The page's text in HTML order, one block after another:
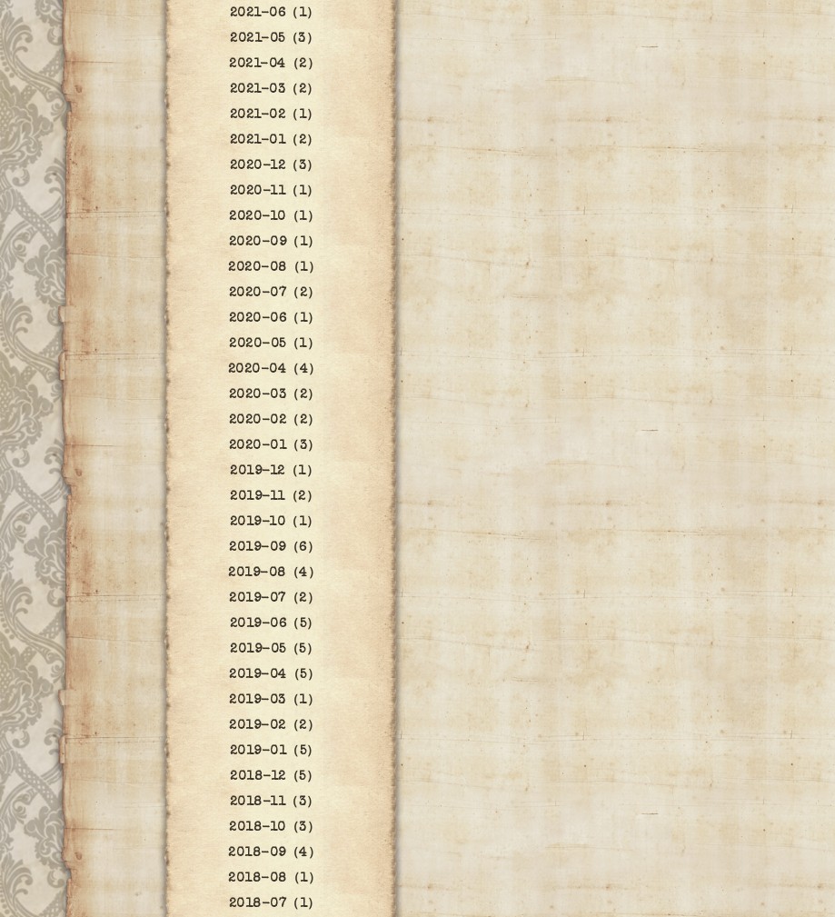
2021-06（1）
2021-05（3）
2021-04（2）
2021-03（2）
2021-02（1）
2021-01（2）
2020-12（3）
2020-11（1）
2020-10（1）
2020-09（1）
2020-08（1）
2020-07（2）
2020-06（1）
2020-05（1）
2020-04（4）
2020-03（2）
2020-02（2）
2020-01（3）
2019-12（1）
2019-11（2）
2019-10（1）
2019-09（6）
2019-08（4）
2019-07（2）
2019-06（5）
2019-05（5）
2019-04（5）
2019-03（1）
2019-02（2）
2019-01（5）
2018-12（5）
2018-11（3）
2018-10（3）
2018-09（4）
2018-08（1）
2018-07（1）